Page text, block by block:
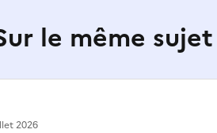
le même sujet
2026